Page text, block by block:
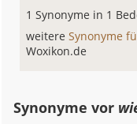
1 Synonyme in 1
weitereSynonyme
Woxikon.de
Synonyme vor